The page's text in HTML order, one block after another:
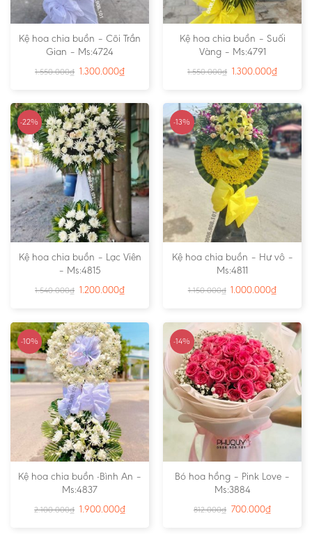
Kệ hoa chia buồn – Cõi Trần
Gian – Ms:4724
1.550.000₫ 1.300.000₫
Kệ hoa chia buồn – Suối
Vàng – Ms:4791
1.550.000₫ 1.300.000₫
-22%
Kệ hoa chia buồn – Lạc Viên
– Ms:4815
1.540.000₫ 1.200.000₫
-13%
Kệ hoa chia buồn – Hư vô –
Ms:4811
1.150.000₫ 1.000.000₫
-10%
Kệ hoa chia buồn -Bình An –
Ms:4837
2.100.000₫ 1.900.000₫
-14%
Bó hoa hồng – Pink Love –
Ms:3884
812.000₫ 700.000₫